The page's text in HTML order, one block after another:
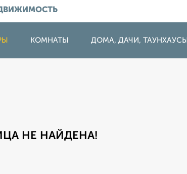
КОМНАТЫ ДОМА, ДАЧИ, ТАУНХАУСЫ
НЕ НАЙДЕНА!